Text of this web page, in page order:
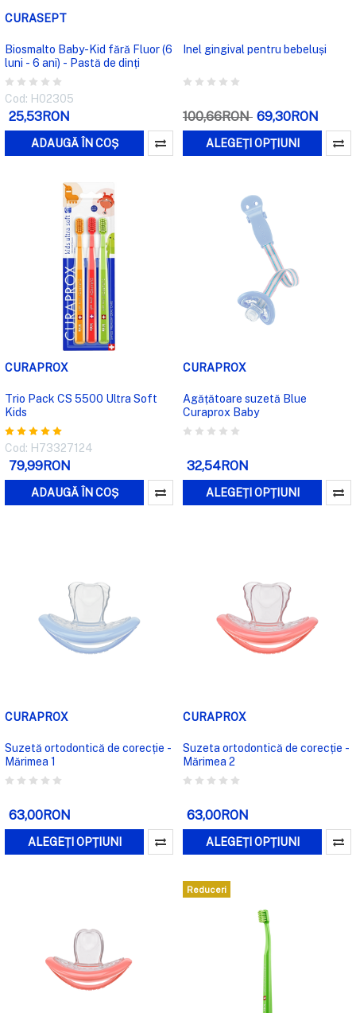
CURASEPT
Biosmalto Baby-Kid fără Fluor (6
luni - 6 ani) - Pastă de dinți
Cod: H02305
25,53RON
ADAUGĂ ÎN COȘ
Inel gingival pentru bebeluși
100,66RON 69,30RON
ALEGEȚI OPȚIUNI
CURAPROX
Trio Pack CS 5500 Ultra Soft
Kids
Cod: H73327124
79,99RON
ADAUGĂ ÎN COȘ
CURAPROX
Agățătoare suzetă Blue
Curaprox Baby
32,54RON
ALEGEȚI OPȚIUNI
CURAPROX
Suzetă ortodontică de corecție -
Mărimea 1
63,00RON
ALEGEȚI OPȚIUNI
CURAPROX
Suzeta ortodontică de corecție -
Mărimea 2
63,00RON
ALEGEȚI OPȚIUNI
Reduceri